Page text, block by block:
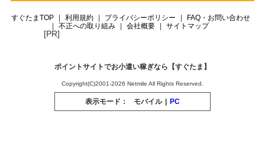
すぐたまTOP 利用規約 プライバシーポリシー
FAQ・お問い合わせ
不正への取り組み
会社概要 サイトマップ
[PR]
ポイントサイトでお小遣い稼ぎなら【すぐたま】
Copyright(C)2001-2026 Netmile All Rights Reserved.
表示モード： モバイル | PC